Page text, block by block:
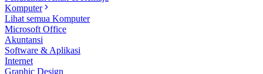
Komputer
Lihat semua Komputer
Microsoft Office
Akuntansi
Software & Aplikasi
Internet
Graphic Design